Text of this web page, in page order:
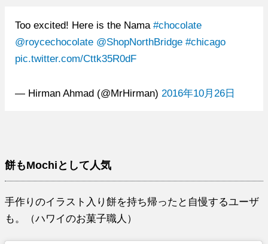
Too excited! Here is the Nama #chocolate
@roycechocolate @ShopNorthBridge #chicago
pic.twitter.com/Cttk35R0dF
— Hirman Ahmad (@MrHirman) 2016年10月26日
餅もMochiとして人気
手作りのイラスト入り餅を持ち帰ったと自慢するユーザ
も。（ハワイのお菓子職人）